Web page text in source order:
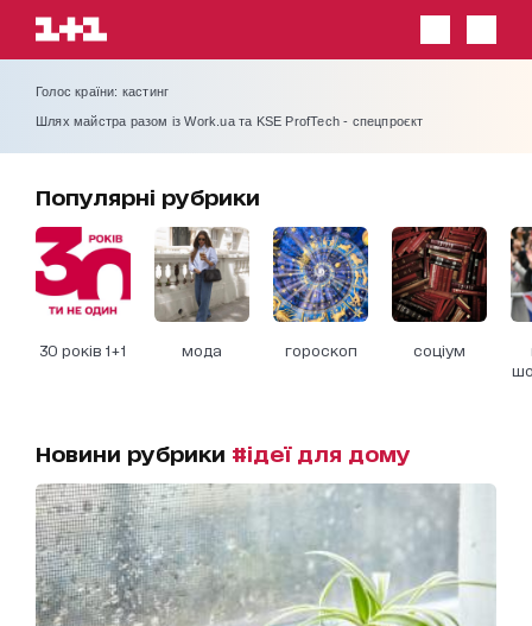
Голос країни: кастинг
Шлях майстра разом із Work.ua та KSE ProfTech - спецпроєкт
Популярні рубрики
30 років 1+1 мода гороскоп соціум
Новини рубрики #ідеї для дому